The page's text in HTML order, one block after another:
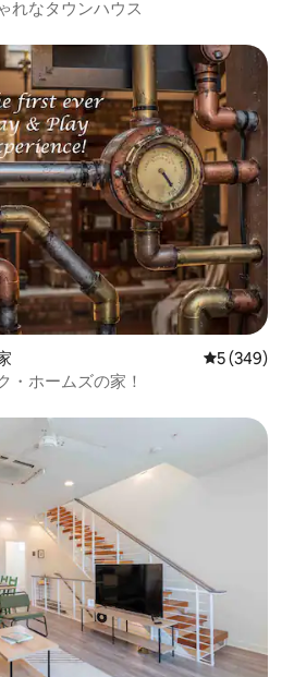
れなタウンハウス
です。
レビュー
5 (349)
・ホームズの家！
です。